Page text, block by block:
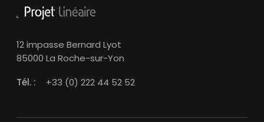
12 impasse Bernard Lyot
85000 La Roche-sur-Yon
Tél. :
+33 (0) 222 44 52 52